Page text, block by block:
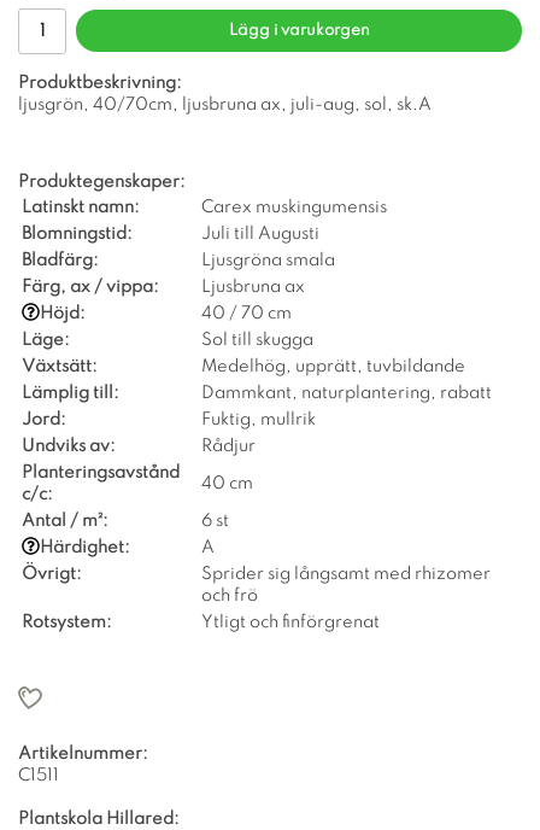
Lägg i varukorgen
Produktbeskrivning:
ljusgrön, 40/70cm, ljusbruna ax, juli-aug, sol, sk.A
Produktegenskaper:
Latinskt namn:
Carex muskingumensis
Blomningstid:
Juli till Augusti
Bladfärg:
Ljusgröna smala
Färg, ax / vippa:
Ljusbruna ax
Höjd:
40 / 70 cm
Läge:
Sol till skugga
Växtsätt:
Medelhög, upprätt, tuvbildande
Lämplig till:
Dammkant, naturplantering, rabatt
Jord:
Fuktig, mullrik
Undviks av:
Rådjur
Planteringsavstånd
c/c:
40 cm
Antal / m²:
6 st
Härdighet:
A
Övrigt:
Sprider sig långsamt med rhizomer
och frö
Rotsystem:
Ytligt och finförgrenat
Artikelnummer:
C1511
Plantskola Hillared: